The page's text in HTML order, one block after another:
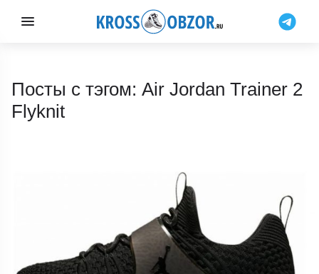
Посты с тэгом: Air Jordan Trainer 2
Flyknit